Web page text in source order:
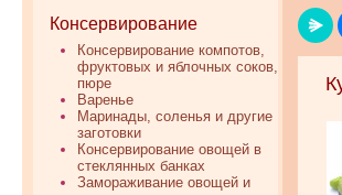
Консервирование
Консервирование компотов,
фруктовых и яблочных соков,
пюре
Варенье
Маринады, соленья и другие
заготовки
Консервирование овощей в
стеклянных банках
Замораживание овощей и